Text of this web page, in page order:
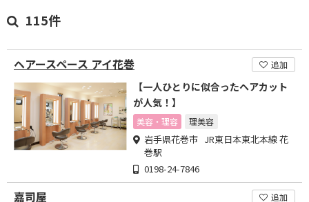
115件
ヘアースペース アイ花巻 追加
【一人ひとりに似合ったヘアカット
が人気！】
美容・理容 理美容
岩手県花巻市 JR東日本東北本線 花
巻駅
0198-24-7846
嘉司屋
追加